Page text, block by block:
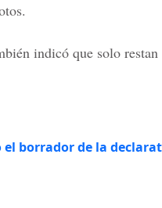
indicó que solo restan
el borrador de la